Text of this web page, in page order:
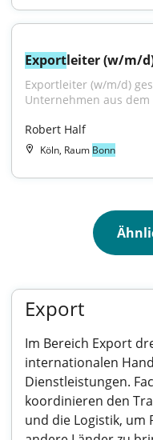
Exportleiter (w/m/
Exportleiter (w/m/d)
Unternehmen aus
Robert Half
Köln, Raum Bonn
Export
Im Bereich Export
internationalen
Dienstleistungen.
koordinieren den
und die Logistik, um